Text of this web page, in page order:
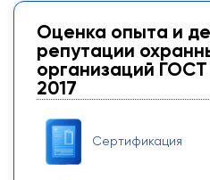
Оценка опыта и
репутации
организаций ГОСТ
2017
Сертификация